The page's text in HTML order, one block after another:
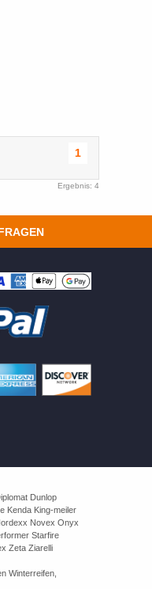
1
Ergebnis: 4
Dunlop
Kenda King-meiler
Novex Onyx
Starfire
Zeta Ziarelli
Winterreifen,